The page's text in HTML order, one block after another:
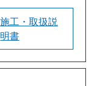
施工・取扱説
明書